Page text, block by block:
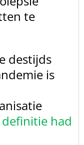
te
destijds
is
definitie had